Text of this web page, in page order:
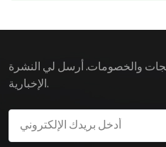
أطنان، وارتفاع الرفع
أمتار. استخدام رافعة شوكية
متعددة الاتجاهات لنقل
المواد الطويلة أكثر مرونة
وراحة، ويتمتع المشغل
بمجال رؤية جيد وأمان أكبر،
مما يحسن بشكل كبير من
والخصومات. أرسل لي النشرة
الإخبارية.